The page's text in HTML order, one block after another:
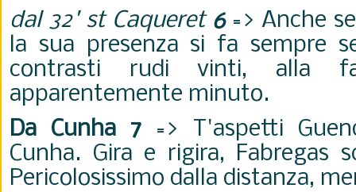
dal 32' st Caqueret 6=> Anche
la sua presenza si fa sempre
contrasti rudi vinti, alla
apparentemente minuto.
Da Cunha 7 => T'aspetti
Cunha. Gira e rigira, Fabregas
Pericolosissimo dalla distanza,